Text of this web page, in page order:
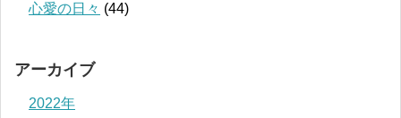
心愛の日々 (44)
アーカイブ
2022年